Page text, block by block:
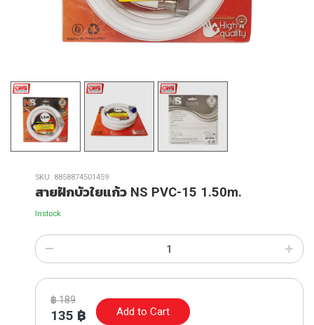
SKU: 8858874501459
สายฝักบัวใยแก้ว NS PVC-15 1.50m.
Instock
฿189
135 ฿ Add to Cart